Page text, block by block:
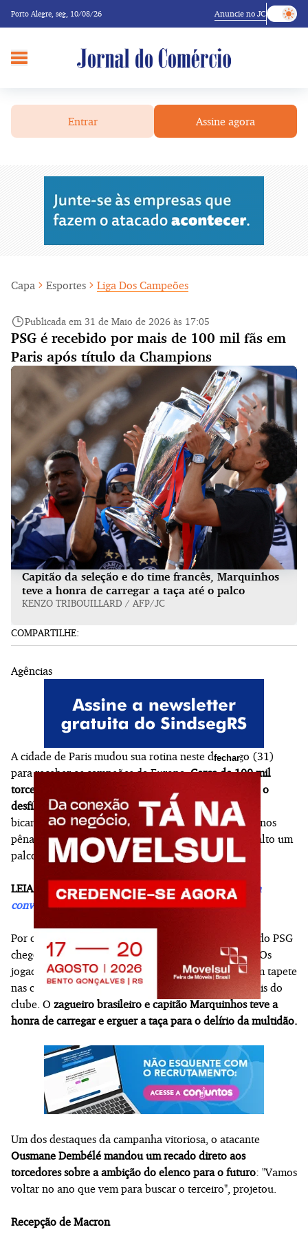
Porto Alegre, seg, 10/08/26 Anuncie no JC
Entrar Assine agora
Capa Esportes Liga Dos Campeões
Publicada em 31 de Maio de 2026 às 17:05
PSG é recebido por mais de 100 mil fãs em
Paris após título da Champions
Capitão da seleção e do time francês, Marquinhos
teve a honra de carregar a taça até o palco
KENZO TRIBOUILLARD / AFP/JC
COMPARTILHE:
Agências
A cidade de Paris mudou sua rotina neste domingo (31)
para receber os campeões da Europa.Cerca de 100 mil
torcedores coloriram as ruas da capital francesa para o
desfile oficial do PSG, que celebrou a conquista do
bicampeonato da Copa dos Campeões após a vitória nos
pênaltis diante do Arsenal. A festa teve como ponto alto um
palco montado em frente à Torre Eiffel.
LEIA TAMBÉM:Com Rochet, Marcelo Bielsa anuncia
convocados do Uruguai para a Copa do Mundo
Por conta do trânsito caótico na região, a delegação do PSG
chegou com cerca de uma hora de atraso ao evento. Os
jogadores caminharam até o palco principal sobre um tapete
nas cores azul, vermelho e branco, os tons tradicionais do
clube. O zagueiro brasileiro e capitão Marquinhos teve a
honra de carregar e erguer a taça para o delírio da multidão.
Um dos destaques da campanha vitoriosa, o atacante
Ousmane Dembélé mandou um recado direto aos
torcedores sobre a ambição do elenco para o futuro: "Vamos
voltar no ano que vem para buscar o terceiro", projetou.
Recepção de Macron
fechar